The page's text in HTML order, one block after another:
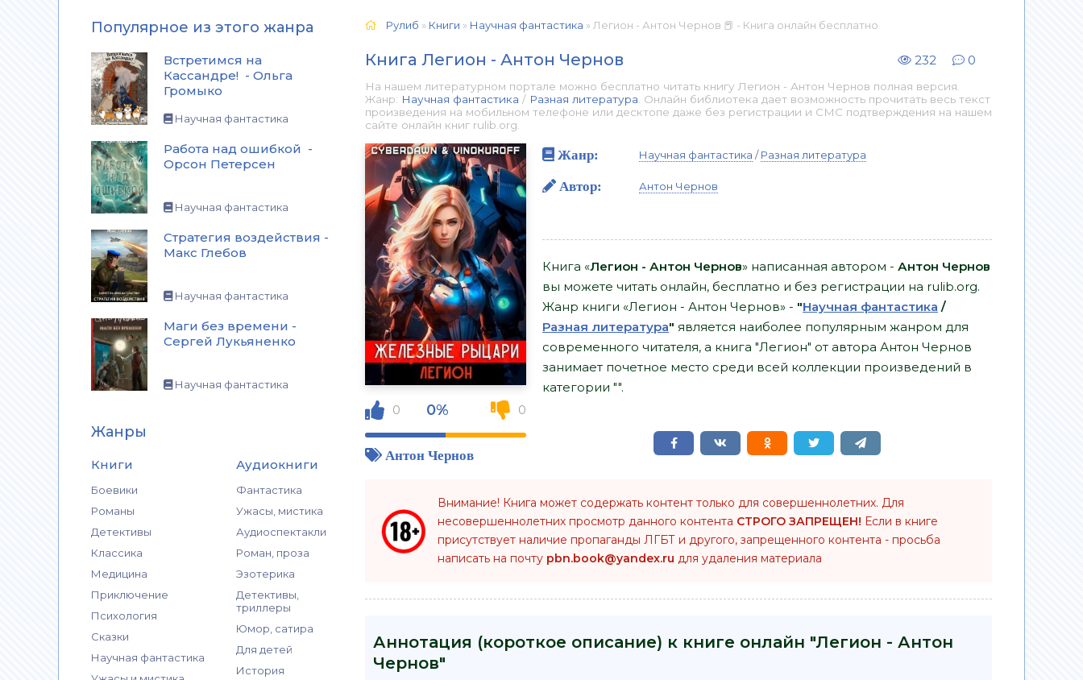
Популярное из этого жанра
Встретимся на
Кассандре! - Ольга
Громыко
Научная фантастика
Работа над ошибкой -
Орсон Петерсен
Научная фантастика
Стратегия воздействия -
Макс Глебов
Научная фантастика
Маги без времени -
Сергей Лукьяненко
Научная фантастика
Жанры
Книги
Боевики
Романы
Детективы
Классика
Медицина
Приключение
Психология
Сказки
Научная фантастика
Аудиокниги
Фантастика
Ужасы, мистика
Аудиоспектакли
Роман, проза
Эзотерика
Детективы,
триллеры
Юмор, сатира
Для детей
История
Рулиб » Книги » Научная фантастика » Легион - Антон Чернов 📕 - Книга онлайн бесплатно
Книга Легион - Антон Чернов 232 0
На нашем литературном портале можно бесплатно читать книгу Легион - Антон Чернов полная версия.
Жанр: Научная фантастика / Разная литература . Онлайн библиотека дает возможность прочитать весь текст
произведения на мобильном телефоне или десктопе даже без регистрации и СМС подтверждения на нашем
сайте онлайн книг rulib.org.
0 0% 0
Антон Чернов
Жанр: Научная фантастика /Разная литература
Автор: Антон Чернов
Книга «Легион - Антон Чернов» написанная автором - Антон Чернов
вы можете читать онлайн, бесплатно и без регистрации на rulib.org.
Жанр книги «Легион - Антон Чернов» - "Научная фантастика /
Разная литература" является наиболее популярным жанром для
современного читателя, а книга "Легион" от автора Антон Чернов
занимает почетное место среди всей коллекции произведений в
категории "".
Внимание! Книга может содержать контент только для совершеннолетних. Для
несовершеннолетних просмотр данного контента СТРОГО ЗАПРЕЩЕН! Если в книге
присутствует наличие пропаганды ЛГБТ и другого, запрещенного контента - просьба
написать на почту pbn.book@yandex.ru для удаления материала
Аннотация (короткое описание) к книге онлайн "Легион - Антон
Чернов"